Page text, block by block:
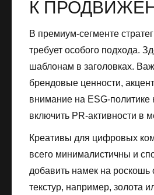
К
В премиум-сегменте
требует особого подхода.
шаблонам в заголовках.
брендовые ценности,
внимание на ESG-политике
включить PR-активности в
Креативы для цифровых
всего минималистичны и
добавить намек на
текстур, например, золота